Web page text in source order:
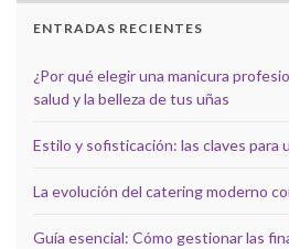
ENTRADAS RECIENTES
¿Por qué elegir una manicura
salud y la belleza de tus uñas
Estilo y sofisticación: las claves para
La evolución del catering moderno
Guía esencial: Cómo gestionar las